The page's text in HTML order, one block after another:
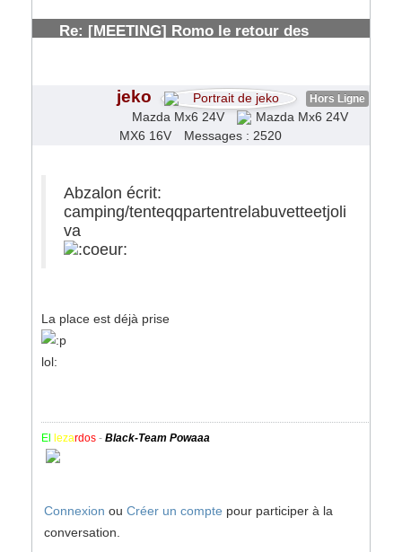
Re: [MEETING] Romo le retour des
jeko Hors Ligne
Mazda Mx6 24V
MX6 16V
Messages : 2520
Abzalon écrit:
camping/tenteqqpartentrelabuvetteetjoli
va
La place est déjà prise
lol:
El lezardos - Black-Team Powaaa
Connexion ou Créer un compte pour participer à la
conversation.